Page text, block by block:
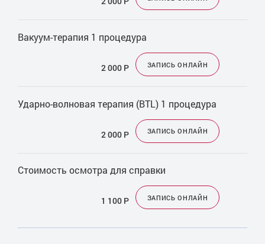
Вакуум-терапия 1 процедура
2 000 Р ЗАПИСЬ ОНЛАЙН
Ударно-волновая терапия (BTL) 1 процедура
2 000 Р ЗАПИСЬ ОНЛАЙН
Стоимость осмотра для справки
1 100 Р ЗАПИСЬ ОНЛАЙН